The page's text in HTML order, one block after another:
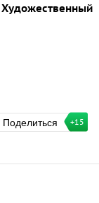
Художественный
Поделиться +15